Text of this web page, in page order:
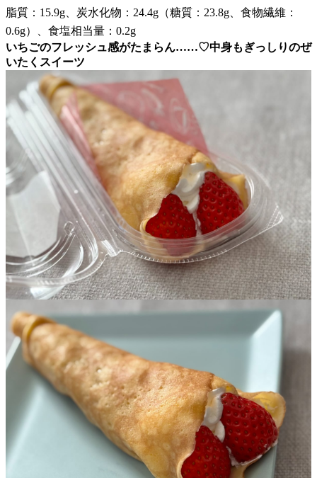
脂質：15.9g、炭水化物：24.4g（糖質：23.8g、食物繊維：
0.6g）、食塩相当量：0.2g
いちごのフレッシュ感がたまらん……♡中身もぎっしりのぜ
いたくスイーツ